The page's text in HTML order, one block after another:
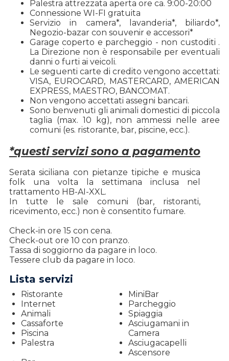
Palestra attrezzata aperta ore ca. 9:00-20:00
Connessione WI-FI gratuita
Servizio in camera*, lavanderia*, biliardo*,
Negozio-bazar con souvenir e accessori*
Garage coperto e parcheggio - non custoditi .
La Direzione non è responsabile per eventuali
danni o furti ai veicoli.
Le seguenti carte di credito vengono accettati:
VISA, EUROCARD, MASTERCARD, AMERICAN
EXPRESS, MAESTRO, BANCOMAT.
Non vengono accettati assegni bancari.
Sono benvenuti gli animali domestici di piccola
taglia (max. 10 kg), non ammessi nelle aree
comuni (es. ristorante, bar, piscine, ecc.).
*questi servizi sono a pagamento
Serata siciliana con pietanze tipiche e musica
folk una volta la settimana inclusa nel
trattamento HB-AI-XXL.
In tutte le sale comuni (bar, ristoranti,
ricevimento, ecc.) non è consentito fumare.
Check-in ore 15 con cena.
Check-out ore 10 con pranzo.
Tassa di soggiorno da pagare in loco.
Tessere club da pagare in loco.
Lista servizi
Ristorante
Internet
Animali
Cassaforte
Piscina
Palestra
MiniBar
Parcheggio
Spiaggia
Asciugamani in
Camera
Asciugacapelli
Ascensore